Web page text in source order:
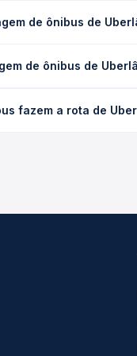
de ônibus de
de tráfego. Na
de ônibus de
compra. Na Quero
fazem a rota de